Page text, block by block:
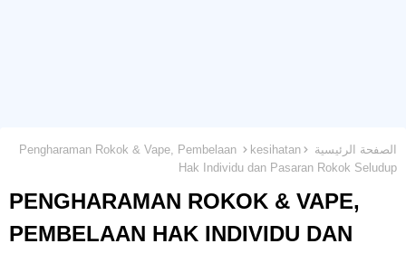
الصفحة الرئيسية kesihatan
Pengharaman Rokok & Vape, Pembelaan
Hak Individu dan Pasaran Rokok Seludup
PENGHARAMAN ROKOK & VAPE,
PEMBELAAN HAK INDIVIDU DAN